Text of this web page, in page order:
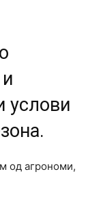
услови
од агрономи,